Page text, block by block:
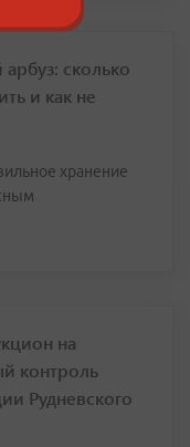
сколько
и как не
хранение
на
контроль
Рудневского